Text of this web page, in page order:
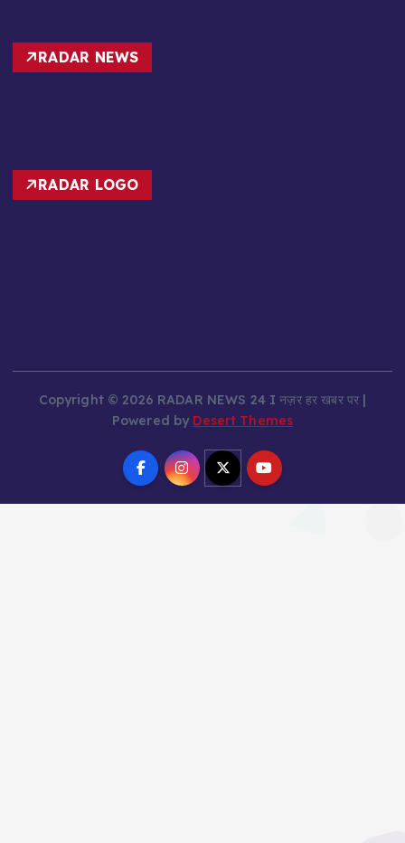
RADAR NEWS
RADAR LOGO
Copyright © 2026 RADAR NEWS 24 I नज़र हर खबर पर |
Powered by Desert Themes